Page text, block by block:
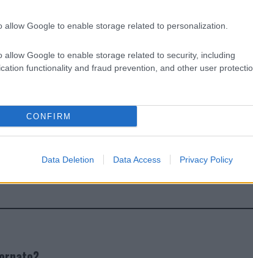
allow Google to enable storage related to personalization.
allow Google to enable storage related to security, including
functionality and fraud prevention, and other user
CONFIRM
Data Deletion Data Access Privacy Policy